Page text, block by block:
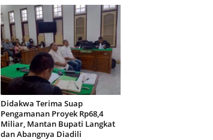
Didakwa Terima Suap
Pengamanan Proyek Rp68,4
Miliar, Mantan Bupati Langkat
dan Abangnya Diadili